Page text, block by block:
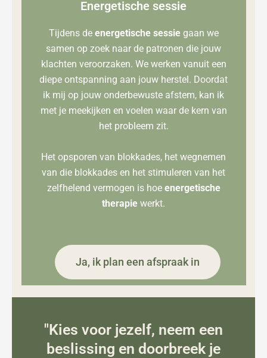
Energetische sessie
Tijdens de energetische sessiegaan we
samen op zoek naar de patronen die jouw
klachten veroorzaken. We werken vanuit een
diepe ontspanning aan jouw herstel. Doordat
ik mij op jouw onderbewuste afstem, kan ik
met je meekijken en voelen waar de kern van
het probleem zit.
Het opsporen van blokkades, het wegnemen
van die blokkades en het stimuleren van het
zelfhelend vermogen is hoe energetische
therapie werkt.
Ja, ik plan een afspraak in
"Kies voor jezelf, neem een
beslissing en doorbreek je